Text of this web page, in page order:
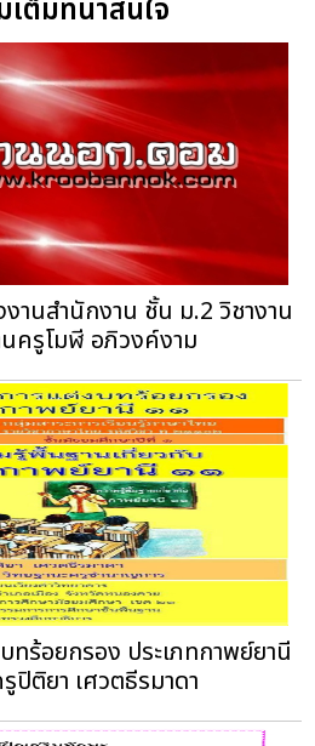
เต็มที่น่าสนใจ
งานสำนักงาน ชั้น ม.2 วิชางาน
ครูโมฬี อภิวงค์งาม
ร้อยกรอง ประเภทกาพย์ยานี
ปิติยา เศวตธีรมาดา